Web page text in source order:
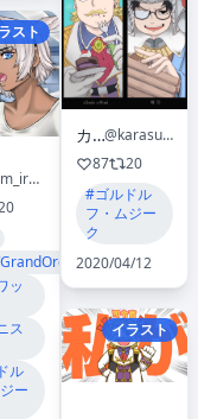
スト
@iam_ironmanP
ッ
ス
ル
ー
カラス
@karasu_kokutyou
87
20
#ゴルドル
フ・ムジー
ク
2020/04/12
イラスト